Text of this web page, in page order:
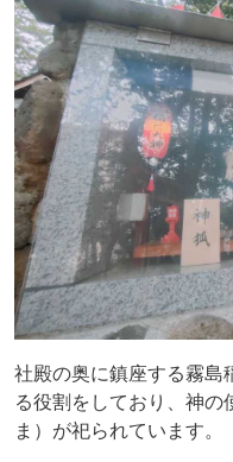
社殿の奥に鎮座する霧島
る役割をしており、神の
ま）が祀られています。